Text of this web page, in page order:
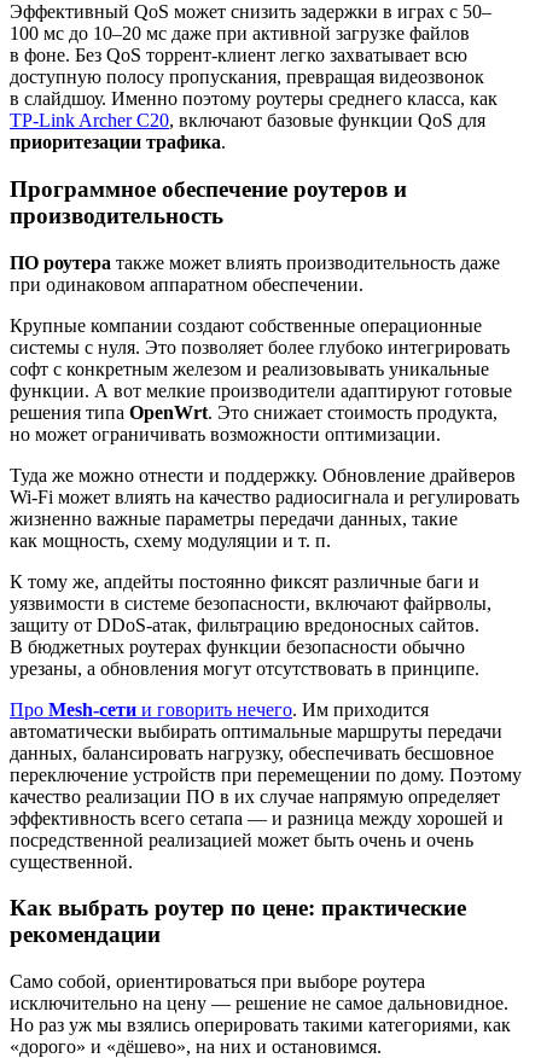
Эффективный QoS может снизить задержки в играх с 50–
100 мс до 10–20 мс даже при активной загрузке файлов
в фоне. Без QoS торрент‑клиент легко захватывает всю
доступную полосу пропускания, превращая видеозвонок
в слайдшоу. Именно поэтому роутеры среднего класса, как
TP‑Link Archer C20, включают базовые функции QoS для
приоритезации трафика.
Программное обеспечение роутеров и
производительность
ПО роутера также может влиять производительность даже
при одинаковом аппаратном обеспечении.
Крупные компании создают собственные операционные
системы с нуля. Это позволяет более глубоко интегрировать
софт с конкретным железом и реализовывать уникальные
функции. А вот мелкие производители адаптируют готовые
решения типа OpenWrt. Это снижает стоимость продукта,
но может ограничивать возможности оптимизации.
Туда же можно отнести и поддержку. Обновление драйверов
Wi‑Fi может влиять на качество радиосигнала и регулировать
жизненно важные параметры передачи данных, такие
как мощность, схему модуляции и т. п.
К тому же, апдейты постоянно фиксят различные баги и
уязвимости в системе безопасности, включают файрволы,
защиту от DDoS‑атак, фильтрацию вредоносных сайтов.
В бюджетных роутерах функции безопасности обычно
урезаны, а обновления могут отсутствовать в принципе.
Про Mesh‑сети и говорить нечего. Им приходится
автоматически выбирать оптимальные маршруты передачи
данных, балансировать нагрузку, обеспечивать бесшовное
переключение устройств при перемещении по дому. Поэтому
качество реализации ПО в их случае напрямую определяет
эффективность всего сетапа — и разница между хорошей и
посредственной реализацией может быть очень и очень
существенной.
Как выбрать роутер по цене: практические
рекомендации
Само собой, ориентироваться при выборе роутера
исключительно на цену — решение не самое дальновидное.
Но раз уж мы взялись оперировать такими категориями, как
«дорого» и «дёшево», на них и остановимся.